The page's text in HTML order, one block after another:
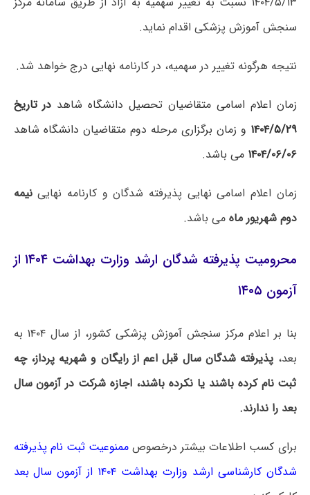
سنجش آموزش پزشکی اقدام نماید.
نتیجه هرگونه تغییر در سهمیه، در کارنامه نهایی درج خواهد شد.
زمان اعلام اسامی متقاضیان تحصیل دانشگاه شاهد در تاریخ
۱۴۰۴/۵/۲۹ و زمان برگزاری مرحله دوم متقاضیان دانشگاه شاهد
۱۴۰۴/۰۶/۰۶ می باشد.
زمان اعلام اسامی نهایی پذیرفته شدگان و کارنامه نهایینیمه
دوم شهریور ماه می باشد.
محرومیت پذیرفته شدگان ارشد وزارت بهداشت ۱۴۰۴ از
آزمون ۱۴۰۵
بنا بر اعلام مرکز سنجش آموزش پزشکی کشور، از سال ۱۴۰۴ به
بعد، پذیرفته شدگان سال قبل اعم از رایگان و شهریه پرداز، چه
ثبت نام کرده باشند یا نکرده باشند، اجازه شرکت در آزمون سال
بعد را ندارند.
برای کسب اطلاعات بیشتر درخصوصممنوعیت ثبت‌ نام پذیرفته‌
شدگان کارشناسی ارشد وزارت بهداشت ۱۴۰۴ از آزمون سال بعد